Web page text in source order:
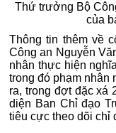
Thứ trưởng Bộ
của
Thông tin thêm về
Công an Nguyễn
nhân thực hiện
trong đó phạm nhân
ra, trong đợt đặc xá
diện Ban Chỉ đạo
tiêu cực theo dõi chỉ